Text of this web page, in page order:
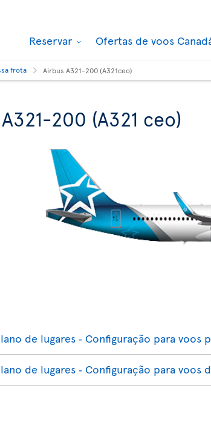
Reservar Ofertas de voos
frota Airbus A321-200 (A321ceo)
200 (A321 ceo)
de lugares ‐ Configuração para voos
de lugares ‐ Configuração para voos